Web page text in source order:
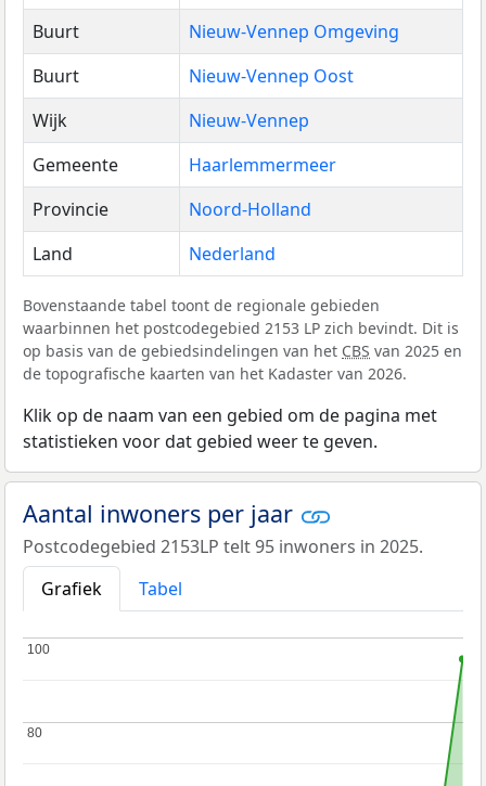
Buurt
Nieuw-Vennep Omgeving
Buurt
Nieuw-Vennep Oost
Wijk
Nieuw-Vennep
Gemeente
Haarlemmermeer
Provincie
Noord-Holland
Land
Nederland
Bovenstaande tabel toont de regionale gebieden
waarbinnen het postcodegebied 2153 LP zich bevindt. Dit is
op basis van de gebiedsindelingen van het CBS van 2025 en
de topografische kaarten van het Kadaster van 2026.
Klik op de naam van een gebied om de pagina met
statistieken voor dat gebied weer te geven.
Aantal inwoners per jaar
Postcodegebied 2153LP telt 95 inwoners in 2025.
Grafiek
Tabel
80
80
100
100